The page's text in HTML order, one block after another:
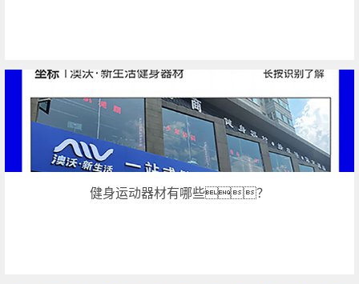
健身运动器材有哪些？